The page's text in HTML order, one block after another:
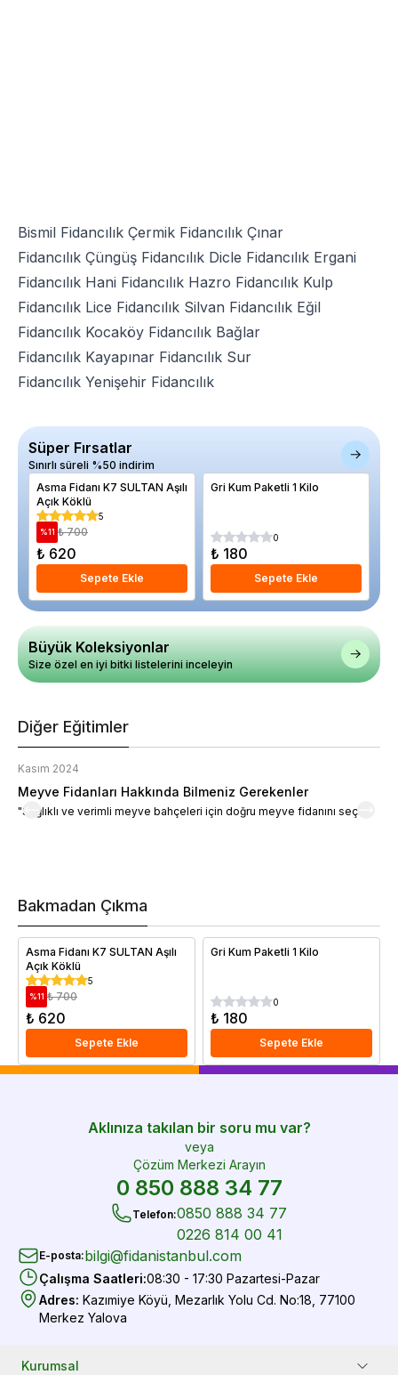
Bismil Fidancılık Çermik Fidancılık Çınar
Fidancılık Çüngüş Fidancılık Dicle Fidancılık Ergani
Fidancılık Hani Fidancılık Hazro Fidancılık Kulp
Fidancılık Lice Fidancılık Silvan Fidancılık Eğil
Fidancılık Kocaköy Fidancılık Bağlar
Fidancılık Kayapınar Fidancılık Sur
Fidancılık Yenişehir Fidancılık
Süper Fırsatlar
Sınırlı süreli %50 indirim
Asma Fidanı K7 SULTAN Aşılı
Açık Köklü
5
%11 ₺ 700
₺ 620
Sepete Ekle
Gri Kum Paketli 1 Kilo
0
₺ 180
Sepete Ekle
Büyük Koleksiyonlar
Size özel en iyi bitki listelerini inceleyin
Diğer Eğitimler
Kasım 2024
Meyve Fidanları Hakkında Bilmeniz Gerekenler
"Sağlıklı ve verimli meyve bahçeleri için doğru meyve fidanını seçin."
Bakmadan Çıkma
Asma Fidanı K7 SULTAN Aşılı
Açık Köklü
5
%11 ₺ 700
₺ 620
Sepete Ekle
Gri Kum Paketli 1 Kilo
0
₺ 180
Sepete Ekle
Aklınıza takılan bir soru mu var?
veya
Çözüm Merkezi Arayın
0 850 888 34 77
Telefon:0850 888 34 77
0226 814 00 41
E-posta:bilgi@fidanistanbul.com
Çalışma Saatleri:08:30 - 17:30 Pazartesi-Pazar
Adres: Kazımiye Köyü, Mezarlık Yolu Cd. No:18, 77100
Merkez Yalova
Kurumsal